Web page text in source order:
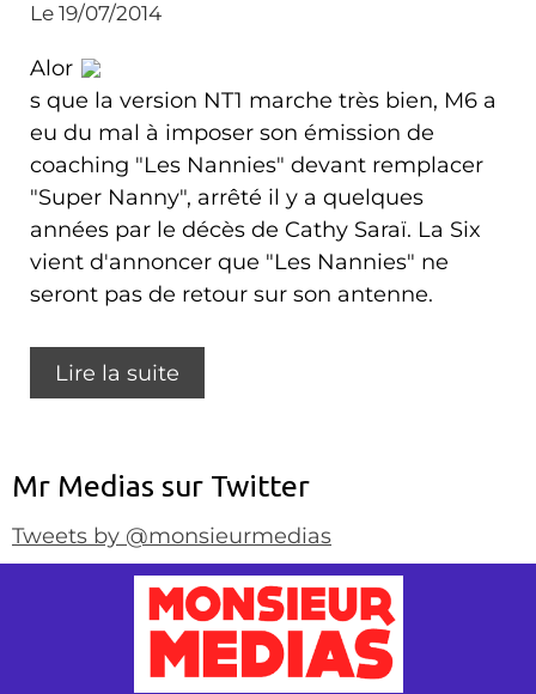
Le 19/07/2014
Alor
s que la version NT1 marche très bien, M6 a
eu du mal à imposer son émission de
coaching "Les Nannies" devant remplacer
"Super Nanny", arrêté il y a quelques
années par le décès de Cathy Saraï. La Six
vient d'annoncer que "Les Nannies" ne
seront pas de retour sur son antenne.
Lire la suite
Mr Medias sur Twitter
Tweets by @monsieurmedias